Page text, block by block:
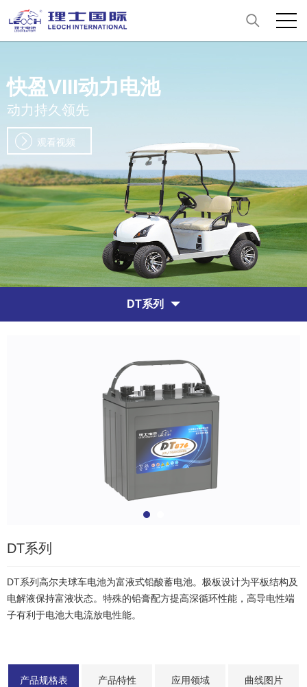
快盈VIII动力电池
动力持久领先
观看视频
DT系列
DT系列
DT系列高尔夫球车电池为富液式铅酸蓄电池。极板设计为平板结构及
电解液保持富液状态。特殊的铅膏配方提高深循环性能，高导电性端
子有利于电池大电流放电性能。
产品规格表 产品特性 应用领域 曲线图片